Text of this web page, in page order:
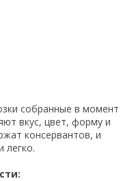
собранные в момент
вкус, цвет, форму и
консервантов, и
легко.